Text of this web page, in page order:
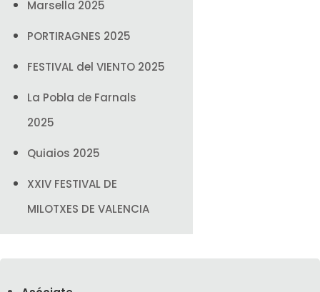
Marsella 2025
PORTIRAGNES 2025
FESTIVAL del VIENTO 2025
La Pobla de Farnals
2025
Quiaios 2025
XXIV FESTIVAL DE
MILOTXES DE VALENCIA
India 2025